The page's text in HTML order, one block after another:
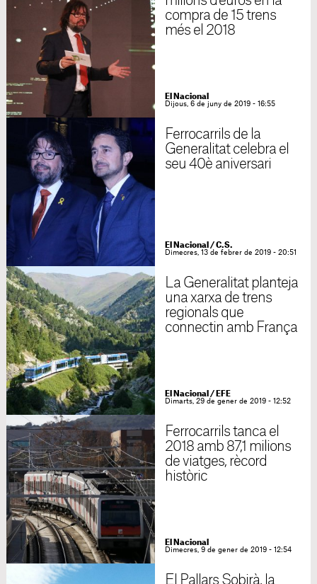
compra de 15 trens
més el 2018
El Nacional
Dijous, 6 de juny de 2019 - 16:55
Ferrocarrils de la
Generalitat celebra el
seu 40è aniversari
El Nacional /C.S.
Dimecres, 13 de febrer de 2019 - 20:51
La Generalitat planteja
una xarxa de trens
regionals que
connectin amb França
El Nacional / EFE
Dimarts, 29 de gener de 2019 - 12:52
Ferrocarrils tanca el
2018 amb 87,1 milions
de viatges, rècord
històric
El Nacional
Dimecres, 9 de gener de 2019 - 12:54
El Pallars Sobirà, la